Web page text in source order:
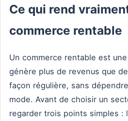
Ce qui rend
commerce rentable
Un commerce rentable est
génère plus de revenus que
façon régulière, sans
mode. Avant de choisir un
regarder trois points simples :